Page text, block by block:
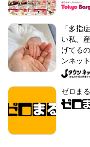
「多指
い私。
げてる
ンネット
ゼロまる